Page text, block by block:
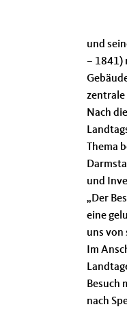
und
– 1841)
zentrale
Nach
Thema
und
Der
eine
uns von
Im
Besuch
nach